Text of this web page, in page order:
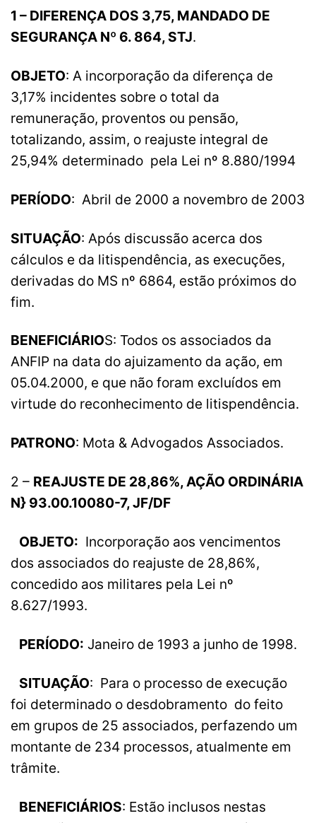
1 – DIFERENÇA DOS 3,75, MANDADO DE
SEGURANÇA Nº 6. 864, STJ.
OBJETO: A incorporação da diferença de
3,17% incidentes sobre o total da
remuneração, proventos ou pensão,
totalizando, assim, o reajuste integral de
25,94% determinado pela Lei nº 8.880/1994
PERÍODO: Abril de 2000 a novembro de 2003
SITUAÇÃO: Após discussão acerca dos
cálculos e da litispendência, as execuções,
derivadas do MS nº 6864, estão próximos do
fim.
BENEFICIÁRIOS: Todos os associados da
ANFIP na data do ajuizamento da ação, em
05.04.2000, e que não foram excluídos em
virtude do reconhecimento de litispendência.
PATRONO: Mota & Advogados Associados.
2 – REAJUSTE DE 28,86%, AÇÃO ORDINÁRIA
N} 93.00.10080-7, JF/DF
OBJETO: Incorporação aos vencimentos
dos associados do reajuste de 28,86%,
concedido aos militares pela Lei nº
8.627/1993.
PERÍODO: Janeiro de 1993 a junho de 1998.
SITUAÇÃO: Para o processo de execução
foi determinado o desdobramento do feito
em grupos de 25 associados, perfazendo um
montante de 234 processos, atualmente em
trâmite.
BENEFICIÁRIOS: Estão inclusos nestas